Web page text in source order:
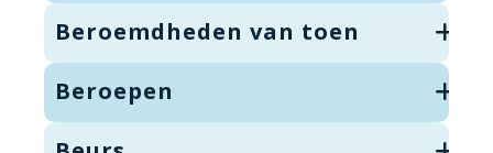
Beroemdheden van toen
Beroepen